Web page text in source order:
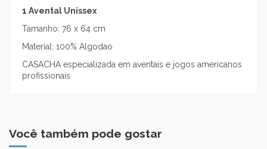
1 Avental Unissex
Tamanho: 76 x 64 cm
Material: 100% Algodao
CASACHA especializada em aventais e jogos americanos
profissionais
Você também pode gostar